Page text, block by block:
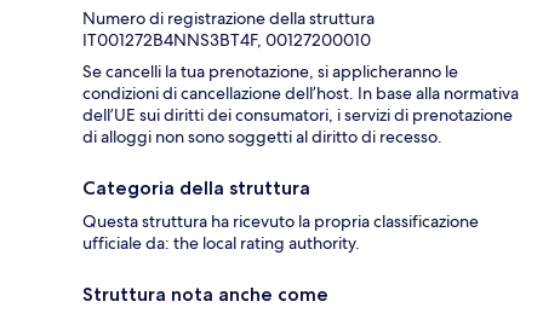
Numero di registrazione della struttura
IT001272B4NNS3BT4F, 00127200010
Se cancelli la tua prenotazione, si applicheranno le
condizioni di cancellazione dell’host. In base alla normativa
dell’UE sui diritti dei consumatori, i servizi di prenotazione
di alloggi non sono soggetti al diritto di recesso.
Categoria della struttura
Questa struttura ha ricevuto la propria classificazione
ufficiale da: the local rating authority.
Struttura nota anche come